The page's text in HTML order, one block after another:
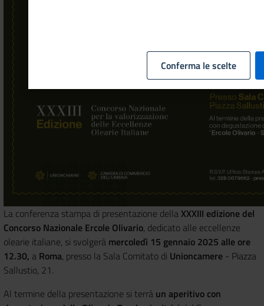
La conferenza stampa di presentazione dellaXXXIII edizione del
Concorso Nazionale Ercole Olivario, dedicato alle eccellenze
olearie italiane, si svolgerà mercoledì 15 gennaio 2025 alle ore
12.30, a Roma, presso la Sala Comitato di Unioncamere - Piazza
Sallustio, 21.
Al termine della presentazione si terrà un aperitivo con
Conferma le scelte